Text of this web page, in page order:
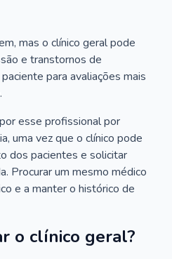
mas o clínico geral pode
e transtornos de
para avaliações mais
esse profissional por
uma vez que o clínico pode
dos pacientes e solicitar
Procurar um mesmo médico
e a manter o histórico de
o clínico geral?